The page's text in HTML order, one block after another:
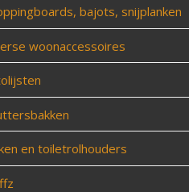
bajots, snijplanken
woonaccessoires
en toiletrolhouders